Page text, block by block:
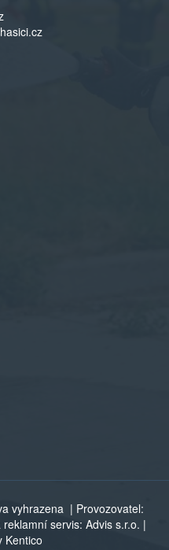
vyhrazena | Provozovatel:
servis: Advis s.r.o. |
Kentico